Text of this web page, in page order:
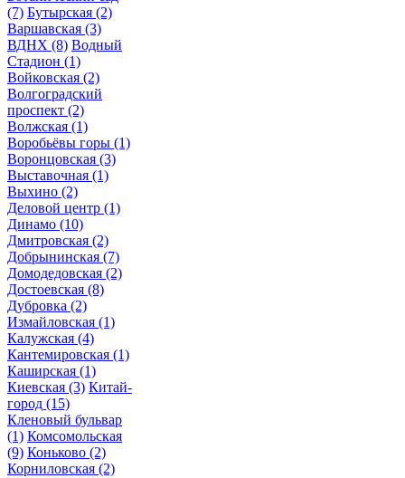
(7) Бутырская (2)
Варшавская (3)
ВДНХ (8) Водный
Стадион (1)
Войковская (2)
Волгоградский
проспект (2)
Волжская (1)
Воробьёвы горы (1)
Воронцовская (3)
Выставочная (1)
Выхино (2)
Деловой центр (1)
Динамо (10)
Дмитровская (2)
Добрынинская (7)
Домодедовская (2)
Достоевская (8)
Дубровка (2)
Измайловская (1)
Калужская (4)
Кантемировская (1)
Каширская (1)
Киевская (3) Китай-
город (15)
Кленовый бульвар
(1) Комсомольская
(9) Коньково (2)
Корниловская (2)